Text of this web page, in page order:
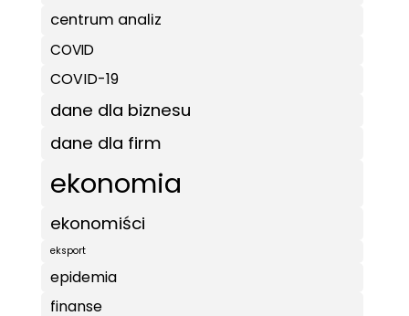
centrum analiz
COVID
COVID-19
dane dla biznesu
dane dla firm
ekonomia
ekonomiści
eksport
epidemia
finanse